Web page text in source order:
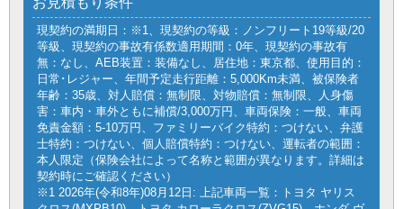
現契約の満期日：※1、現契約の等級：ノンフリート19等級/20
等級、現契約の事故有係数適用期間：0年、現契約の事故有
無：なし、AEB装置：装備なし、居住地：東京都、使用目的：
日常･レジャー、年間予定走行距離：5,000Km未満、被保険者
年齢：35歳、対人賠償：無制限、対物賠償：無制限、人身傷
害：車内・車外ともに補償/3,000万円、車両保険：一般、車両
免責金額：5-10万円、ファミリーバイク特約：つけない、弁護
士特約：つけない、個人賠償特約：つけない、運転者の範囲：
本人限定（保険会社によって名称と範囲が異なります。詳細は
契約時にご確認ください）
※1 2026年(令和8年)08月12日: 上記車両一覧：トヨタ ヤリス